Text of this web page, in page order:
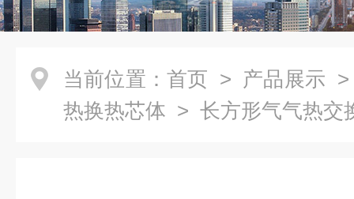
当前位置： 首页 > 产品展示
热换热芯体 > 长方形气气热交